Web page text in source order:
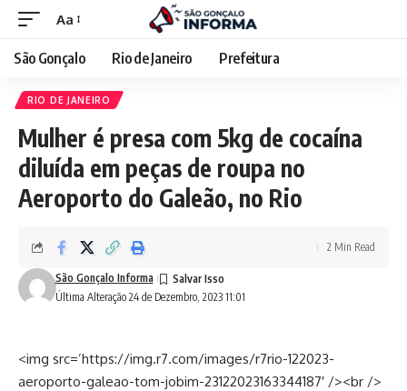
Aa
São Gonçalo Rio de Janeiro Prefeitura
RIO DE JANEIRO
Mulher é presa com 5kg de cocaína
diluída em peças de roupa no
Aeroporto do Galeão, no Rio
Última Alteração 24 de Dezembro, 2023 11:01
São Gonçalo Informa
2 Min Read
<img src=’https://img.r7.com/images/r7rio-122023-
aeroporto-galeao-tom-jobim-23122023163344187′ /><br />